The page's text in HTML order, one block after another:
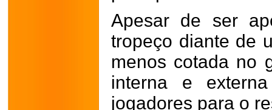
Apesar de ser
tropeço diante de
menos cotada no
interna e
jogadores para o